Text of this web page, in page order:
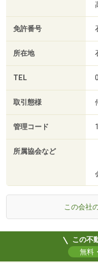
免許番号
所在地
TEL
取引態様
管理コード
所属協会など
この会社
この不
無料